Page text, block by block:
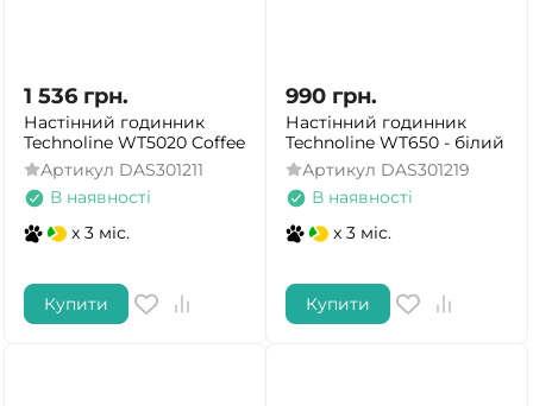
1 536 грн.
Настінний годинник
Technoline WT5020 Coffee
Артикул DAS301211
В наявності
x 3 міс.
Купити
990 грн.
Настінний годинник
Technoline WT650 - білий
Артикул DAS301219
В наявності
x 3 міс.
Купити